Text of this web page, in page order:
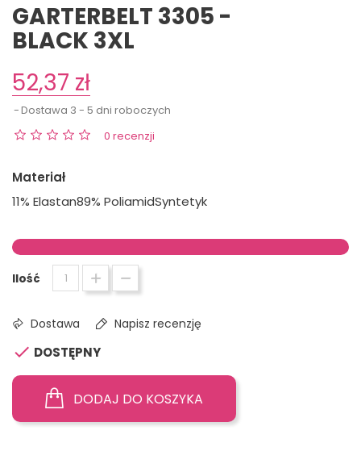
GARTERBELT 3305 -
BLACK 3XL
52,37 zł
Dostawa 3 - 5 dni roboczych
0 recenzji
Materiał
11% Elastan89% PoliamidSyntetyk
Ilość
Dostawa Napisz recenzję
 DOSTĘPNY
DODAJ DO KOSZYKA